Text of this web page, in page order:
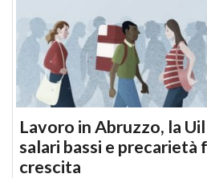
Lavoro in Abruzzo, la
salari bassi e precarietà
crescita